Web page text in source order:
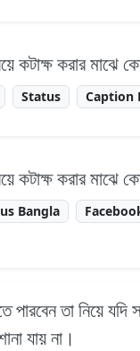
কটাক্ষ করার
Status Caption
কটাক্ষ করার মাঝে
Bangla
তা নিয়ে
যায় না।